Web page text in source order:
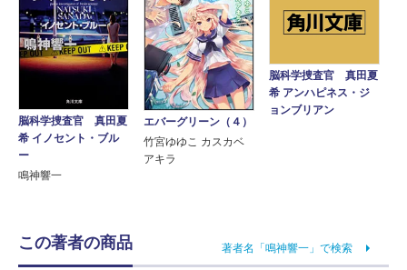
脳科学捜査官 真田夏
希 イノセント・ブル
ー
鳴神響一
エバーグリーン（４）
竹宮ゆゆこ カスカベ
アキラ
脳科学捜査官 真田夏
希 アンハピネス・ジ
ョンブリアン
この著者の商品 著者名「鳴神響一」で検索